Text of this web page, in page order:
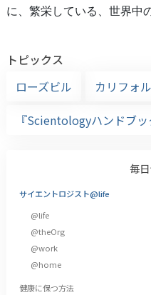
に、繁栄している、世界中
トピックス
ローズビル
カリフォ
『Scientologyハンドブッ
毎
サイエントロジスト@life
@life
@theOrg
@work
@home
健康に保つ方法